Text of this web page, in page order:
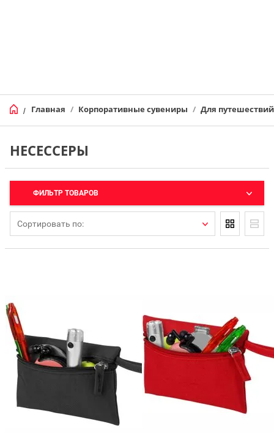
/ Главная / Корпоративные сувениры / Для путешествий
НЕСЕССЕРЫ
ФИЛЬТР ТОВАРОВ
Сортировать по: